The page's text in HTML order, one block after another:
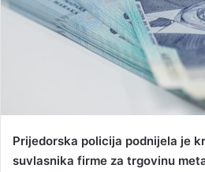
i
l
Prijedorska policija podnijela je
suvlasnika firme za trgovinu